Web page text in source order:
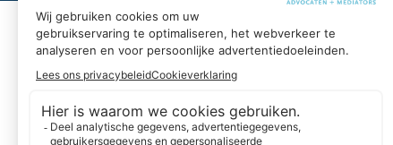
Uitblinken in úw business
Omdat wij goed zijn in ons vak, kunnen we u helpen
om uit te blinken in úw business. Wij hebben hart voor
ondernemers en we geloven in duurzame